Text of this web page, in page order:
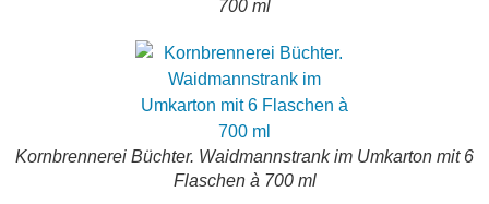
700 ml
Kornbrennerei Büchter. Waidmannstrank im Umkarton mit 6
Flaschen à 700 ml